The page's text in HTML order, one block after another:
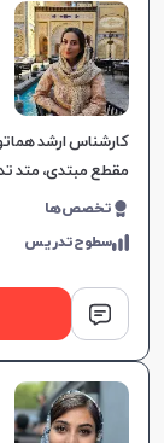
مقطع مبتدی، متد
زبان‌آموزان کمک
تخصص‌ها
سطوح‌تدریس